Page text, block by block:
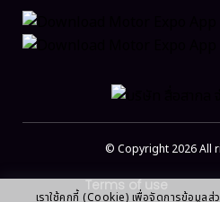
เราใช้คุกกี้ (Cookie) เพื่อจัดการข้อมูล
© Copyright 2026 All
Terms of use